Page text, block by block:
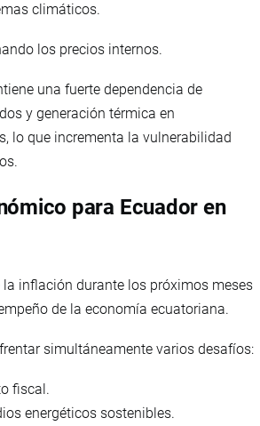
climáticos.
los precios internos.
una fuerte dependencia de
y generación térmica en
lo que incrementa la vulnerabilidad
para Ecuador en
inflación durante los próximos meses
de la economía ecuatoriana.
simultáneamente varios desafíos:
fiscal.
energéticos sostenibles.